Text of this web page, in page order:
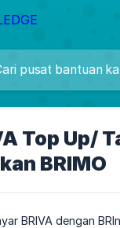
Top Up/
BRIMO
BRIVA dengan